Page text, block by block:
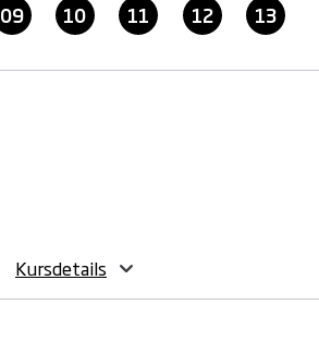
09 10 11 12 13
Kursdetails